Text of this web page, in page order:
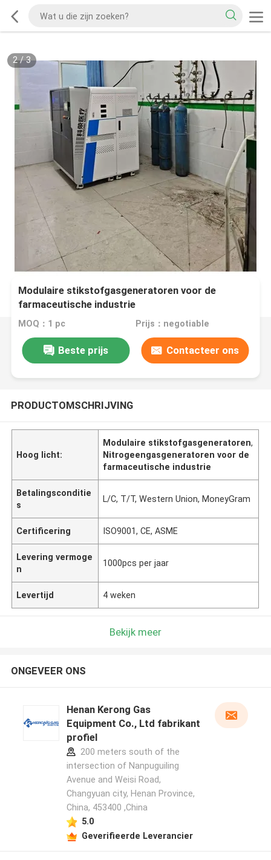
2/3
Modulaire stikstofgasgeneratoren voor de
farmaceutische industrie
MOQ：1 pc Prijs：negotiable
Beste prijs Contacteer ons
PRODUCTOMSCHRIJVING
Hoog licht:
Modulaire stikstofgasgeneratoren,
Nitrogeengasgeneratoren voor de
farmaceutische industrie
Betalingsconditie
s
L/C, T/T, Western Union, MoneyGram
Certificering ISO9001, CE, ASME
Levering vermoge
n
1000pcs per jaar
Levertijd 4 weken
Bekijk meer
ONGEVEER ONS
Henan Kerong Gas
Equipment Co., Ltd fabrikant
profiel
200 meters south of the
intersection of Nanpuguiling
Avenue and Weisi Road,
Changyuan city, Henan Province,
China, 453400 ,China
5.0
Geverifieerde Leverancier